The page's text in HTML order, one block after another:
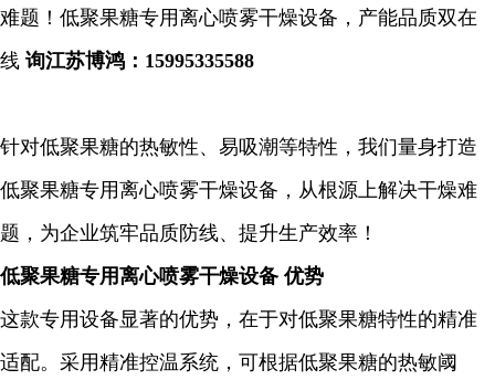
难题！低聚果糖专用离心喷雾干燥设备，产能品质双在
线 询江苏博鸿：15995335588
针对低聚果糖的热敏性、易吸潮等特性，我们量身打造
低聚果糖专用离心喷雾干燥设备，从根源上解决干燥难
题，为企业筑牢品质防线、提升生产效率！
低聚果糖专用离心喷雾干燥设备 优势
这款专用设备显著的优势，在于对低聚果糖特性的精准
适配。采用精准控温系统，可根据低聚果糖的热敏阈